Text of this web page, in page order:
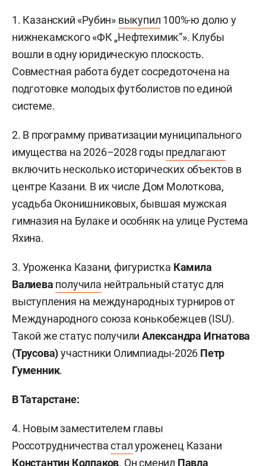
1. Казанский «Рубин» выкупил 100%-ю долю у
нижнекамского «ФК „Нефтехимик“». Клубы
вошли в одну юридическую плоскость.
Совместная работа будет сосредоточена на
подготовке молодых футболистов по единой
системе.
2. В программу приватизации муниципального
имущества на 2026–2028 годы предлагают
включить несколько исторических объектов в
центре Казани. В их числе Дом Молоткова,
усадьба Оконишниковых, бывшая мужская
гимназия на Булаке и особняк на улице Рустема
Яхина.
3. Уроженка Казани, фигуристка Камила
Валиева получила нейтральный статус для
выступления на международных турниров от
Международного союза конькобежцев (ISU).
Такой же статус получилиАлександра Игнатова
(Трусова)участники Олимпиады-2026 Петр
Гуменник.
В Татарстане:
4. Новым заместителем главы
Россотрудничествасталуроженец Казани
Константин Колпаков. Он сменил Павла